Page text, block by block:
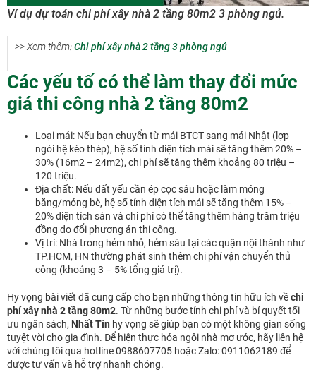
Ví dụ dự toán chi phí xây nhà 2 tầng 80m2 3 phòng ngủ.
>> Xem thêm:Chi phí xây nhà 2 tầng 3 phòng ngủ
Các yếu tố có thể làm thay đổi mức
giá thi công nhà 2 tầng 80m2
Loại mái: Nếu bạn chuyển từ mái BTCT sang mái Nhật (lợp
ngói hệ kèo thép), hệ số tính diện tích mái sẽ tăng thêm 20% –
30% (16m2 – 24m2), chi phí sẽ tăng thêm khoảng 80 triệu –
120 triệu.
Địa chất: Nếu đất yếu cần ép cọc sâu hoặc làm móng
băng/móng bè, hệ số tính diện tích mái sẽ tăng thêm 15% –
20% diện tích sàn và chi phí có thể tăng thêm hàng trăm triệu
đồng do đổi phương án thi công.
Vị trí: Nhà trong hẻm nhỏ, hẻm sâu tại các quận nội thành như
TP.HCM, HN thường phát sinh thêm chi phí vận chuyển thủ
công (khoảng 3 – 5% tổng giá trị).
Hy vọng bài viết đã cung cấp cho bạn những thông tin hữu ích vềchi
phí xây nhà 2 tầng 80m2. Từ những bước tính chi phí và bí quyết tối
ưu ngân sách, Nhất Tín hy vọng sẽ giúp bạn có một không gian sống
tuyệt vời cho gia đình. Để hiện thực hóa ngôi nhà mơ ước, hãy liên hệ
với chúng tôi qua hotline 0988607705 hoặc Zalo: 0911062189 để
được tư vấn và hỗ trợ nhanh chóng.